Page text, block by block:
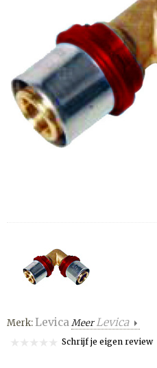
Merk: LevicaMeerLevica
Schrijf je eigen review